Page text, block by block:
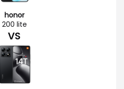
honor
200 lite
VS